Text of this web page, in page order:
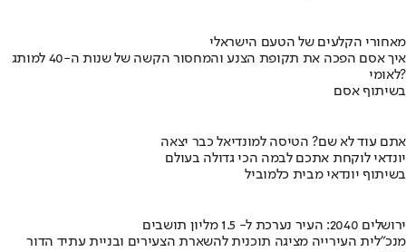
מאחורי הקלעים של הטעם הישראלי
איך אסם הפכה את תקופת הצנע והמחסור הקשה של שנות ה-40 למותג
לאומי?
בשיתוף אסם
אתם עוד לא שם? הטיסה למונדיאל כבר יצאה
יונדאי לוקחת אתכם לבמה הכי גדולה בעולם
בשיתוף יונדאי מבית כלמוביל
ירושלים 2040: העיר נערכת ל- 1.5 מליון תושבים
מנכ"לית העירייה מציגה תוכנית להשארת הצעירים ובניית עתיד הדור